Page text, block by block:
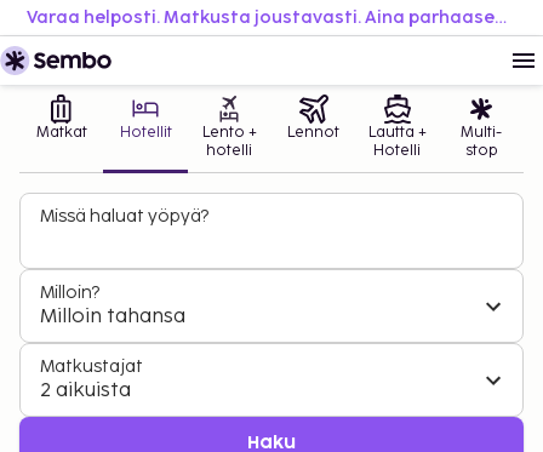
Varaa helposti. Matkusta joustavasti. Aina parhaaseen hintaan.
Matkat Hotellit
Lento +
hotelli
Lennot
Lautta +
Hotelli
Multi-
stop
Missä haluat yöpyä?
Milloin?
Milloin tahansa
Matkustajat
2 aikuista
Haku